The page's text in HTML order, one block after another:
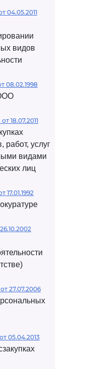
04.05.2011
видов
08.02.1998
18.07.2011
работ, услуг
видами
лиц
17.01.1992
27.07.2006
05.04.2013